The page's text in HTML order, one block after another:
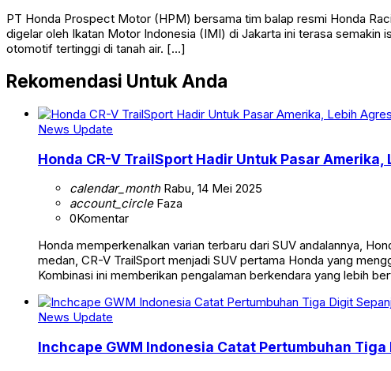
PT Honda Prospect Motor (HPM) bersama tim balap resmi Honda
digelar oleh Ikatan Motor Indonesia (IMI) di Jakarta ini terasa semakin
otomotif tertinggi di tanah air. […]
Rekomendasi Untuk Anda
News Update
Honda CR-V TrailSport Hadir Untuk Pasar
calendar_monthRabu, 14 Mei 2025
account_circleFaza
0Komentar
Honda memperkenalkan varian terbaru dari SUV andalannya,
medan, CR-V TrailSport menjadi SUV pertama Honda yang
Kombinasi ini memberikan pengalaman berkendara yang lebih
News Update
Inchcape GWM Indonesia Catat Pertumbuhan